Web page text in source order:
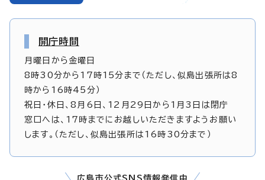
開庁時間
月曜日から金曜日
8時30分から17時15分まで（ただし、似島出張所は8
時から16時45分）
祝日・休日、8月6日、12月29日から1月3日は閉庁
窓口へは、17時までにお越しいただきますようお願い
します。（ただし、似島出張所は16時30分まで）
広島市公式SNS情報発信中